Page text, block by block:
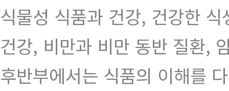
식물성 식품과 건강, 건강한
건강, 비만과 비만 동반 질환,
후반부에서는 식품의 이해를